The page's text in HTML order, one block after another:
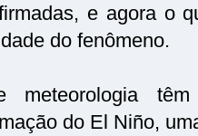
e agora o
do fenômeno.
meteorologia
do El Niño,